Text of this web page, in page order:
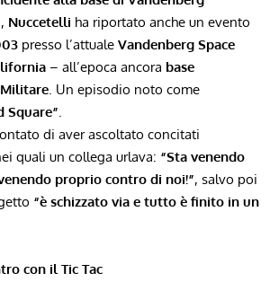
Nuccetelli ha riportato anche un evento
presso l’attuale Vandenberg Space
– all’epoca ancora base
. Un episodio noto come
Square”.
di aver ascoltato concitati
quali un collega urlava: “Sta venendo
proprio contro di noi!”, salvo poi
“è schizzato via e tutto è finito in un
con il Tic Tac